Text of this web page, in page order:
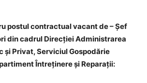
postul contractual vacant de – Șef
din cadrul Direcției Administrarea
și Privat, Serviciul Gospodărie
Întreținere și Reparații: